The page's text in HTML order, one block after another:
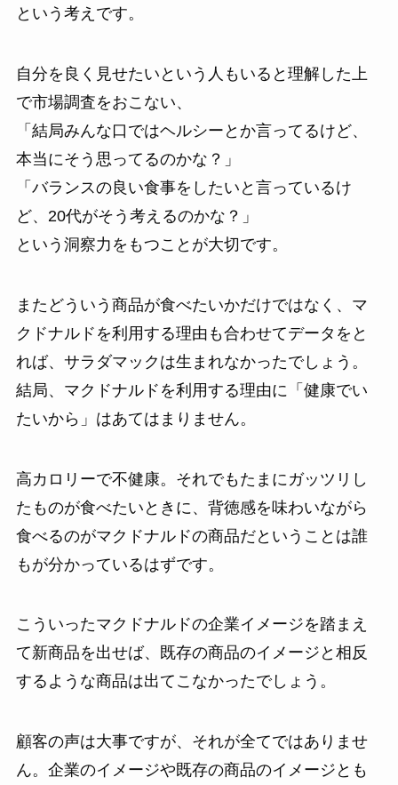
という考えです。
自分を良く見せたいという人もいると理解した上
で市場調査をおこない、
「結局みんな口ではヘルシーとか言ってるけど、
本当にそう思ってるのかな？」
「バランスの良い食事をしたいと言っているけ
ど、20代がそう考えるのかな？」
という洞察力をもつことが大切です。
またどういう商品が食べたいかだけではなく、マ
クドナルドを利用する理由も合わせてデータをと
れば、サラダマックは生まれなかったでしょう。
結局、マクドナルドを利用する理由に「健康でい
たいから」はあてはまりません。
高カロリーで不健康。それでもたまにガッツリし
たものが食べたいときに、背徳感を味わいながら
食べるのがマクドナルドの商品だということは誰
もが分かっているはずです。
こういったマクドナルドの企業イメージを踏まえ
て新商品を出せば、既存の商品のイメージと相反
するような商品は出てこなかったでしょう。
顧客の声は大事ですが、それが全てではありませ
ん。企業のイメージや既存の商品のイメージとも